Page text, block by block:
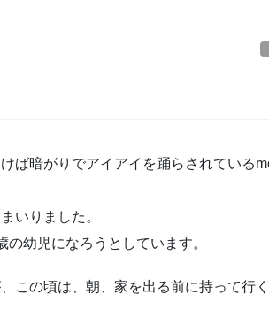
ば暗がりでアイアイを踊らされている
いりました。
幼児になろうとしています。
この頃は、朝、家を出る前に持って行